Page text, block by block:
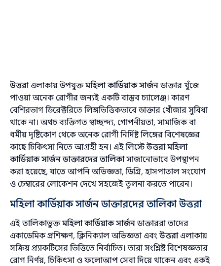
উত্তরাএলাকায় উপযুক্তমহিলা কার্ডিয়াক সার্জনডাক্তার খুঁজে
পাওয়া অনেক রোগীর জন্যই একটি বাস্তব চ্যালেঞ্জ। কারণ
বেশিরভাগ ডিরেক্টরিতে লিঙ্গভিত্তিকভাবে ডাক্তার খোঁজার সুবিধা
থাকে না। অথচ ব্যক্তিগত স্বাচ্ছন্দ্য, গোপনীয়তা, সামাজিক বা
ধর্মীয় দৃষ্টিকোণ থেকে অনেক রোগী নির্দিষ্ট লিঙ্গের বিশেষজ্ঞের
কাছে চিকিৎসা নিতে আগ্রহী হন। এই লিস্টেউত্তরা মহিলা
কার্ডিয়াক সার্জন ডাক্তারদের তালিকাসাজানোভাবে উপস্থাপন
করা হয়েছে, যাতে আপনি অভিজ্ঞতা, ডিগ্রি, হাসপাতাল সংযোগ
ও চেম্বারের লোকেশন দেখে সহজেই তুলনা করতে পারেন।
মহিলা কার্ডিয়াক সার্জন ডাক্তারদের তালিকা উত্তরা
এই তালিকাভুক্তমহিলা কার্ডিয়াক সার্জনডাক্তাররা তাদের
একাডেমিক প্রশিক্ষণ, ক্লিনিক্যাল অভিজ্ঞতা এবংউত্তরাএলাকায়
সক্রিয় প্র্যাকটিসের ভিত্তিতে নির্বাচিত। তারা সংশ্লিষ্ট বিশেষজ্ঞতার
রোগ নির্ণয়, চিকিৎসা ও ফলোআপ সেবা দিয়ে থাকেন এবং একই